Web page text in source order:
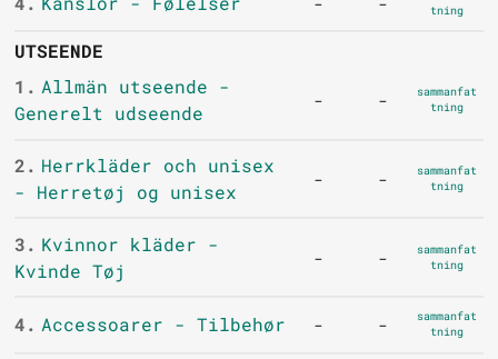
tning
UTSEENDE
1. Allmän utseende -
Generelt udseende
- -
sammanfat
tning
2. Herrkläder och unisex
- Herretøj og unisex
- -
sammanfat
tning
3. Kvinnor kläder -
Kvinde Tøj
- -
sammanfat
tning
4. Accessoarer - Tilbehør - -
sammanfat
tning